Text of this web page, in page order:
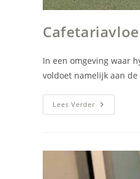
In een omgeving waar
voldoet namelijk aan
Lees Verder
Groningen